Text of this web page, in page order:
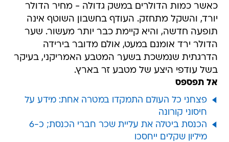
כאשר כמות הדולרים במשק גדולה - מחיר הדולר
יורד, והשקל מתחזק. העודף בחשבון השוטף אינה
תופעה חדשה, והיא קיימת כבר יותר מעשור. שער
הדולר ירד אומנם במעט, אולם מדובר בירידה
הדרגתית שנמשכת בשער המטבע האמריקני, בעיקר
בשל עודפי היצע של מטבע זר בארץ.
אל תפספס
פצחני כל העולם התמקדו במטרה אחת: מידע על
חיסוני קורונה
הכנסת ביטלה את עליית שכר חברי הכנסת; כ-6
מיליון שקלים ייחסכו